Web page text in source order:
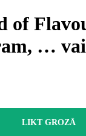
of
, …
LIKT GROZĀ